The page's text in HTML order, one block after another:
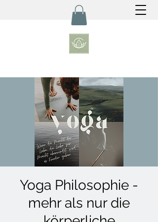
Yoga Philosophie -
mehr als nur die